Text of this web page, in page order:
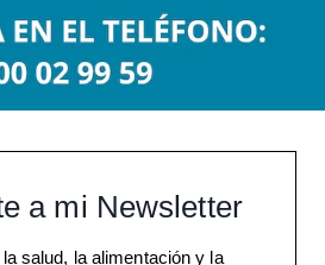
a mi Newsletter
salud, la alimentación y la